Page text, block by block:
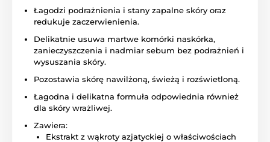
Łagodzi podrażnienia i stany zapalne skóry oraz
redukuje zaczerwienienia.
Delikatnie usuwa martwe komórki naskórka,
zanieczyszczenia i nadmiar sebum bez podrażnień i
wysuszania skóry.
Pozostawia skórę nawilżoną, świeżą i rozświetloną.
Łagodna i delikatna formuła odpowiednia również
dla skóry wrażliwej.
Zawiera:
Ekstrakt z wąkroty azjatyckiej o właściwościach